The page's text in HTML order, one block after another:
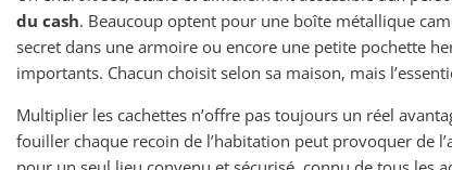
du cash. Beaucoup optent pour une boîte métallique
secret dans une armoire ou encore une petite pochette
importants. Chacun choisit selon sa maison, mais
Multiplier les cachettes n’offre pas toujours un réel
fouiller chaque recoin de l’habitation peut provoquer de